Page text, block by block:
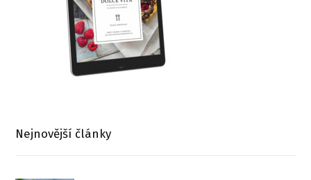
Nejnovější články